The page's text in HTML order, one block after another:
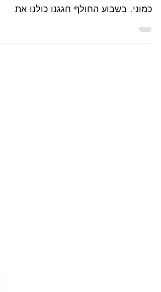
פוסט זה מיועד לבעלי עסקים עצמאיים
שעיקר העבודה שלהם היא מול ארגונים,